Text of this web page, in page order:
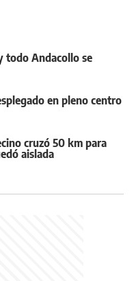
todo Andacollo se
en pleno centro
cruzó 50 km para
aislada